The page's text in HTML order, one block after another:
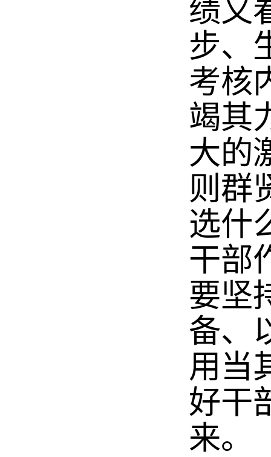
绩又
步、
考核
竭其
大的
则群
选什
干部
要坚
备、
用当
好干
来。